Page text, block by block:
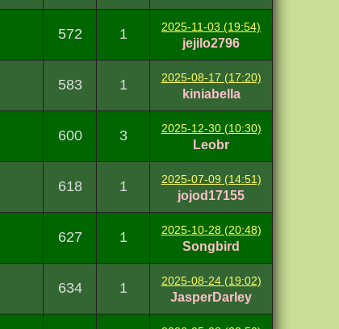
572 1 2025-11-03 (19:54)
jejilo2796
583 1 2025-08-17 (17:20)
kiniabella
600 3 2025-12-30 (10:30)
Leobr
618 1 2025-07-09 (14:51)
jojod17155
627 1 2025-10-28 (20:48)
Songbird
634 1 2025-08-24 (19:02)
JasperDarley